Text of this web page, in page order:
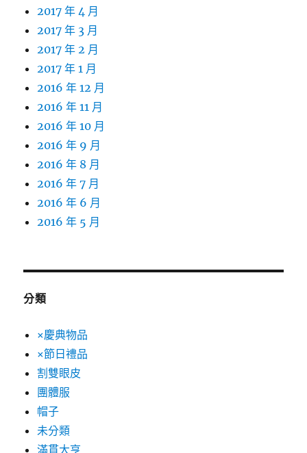
2017 年 4 月
2017 年 3 月
2017 年 2 月
2017 年 1 月
2016 年 12 月
2016 年 11 月
2016 年 10 月
2016 年 9 月
2016 年 8 月
2016 年 7 月
2016 年 6 月
2016 年 5 月
分類
×慶典物品
×節日禮品
割雙眼皮
團體服
帽子
未分類
滿貫大亨